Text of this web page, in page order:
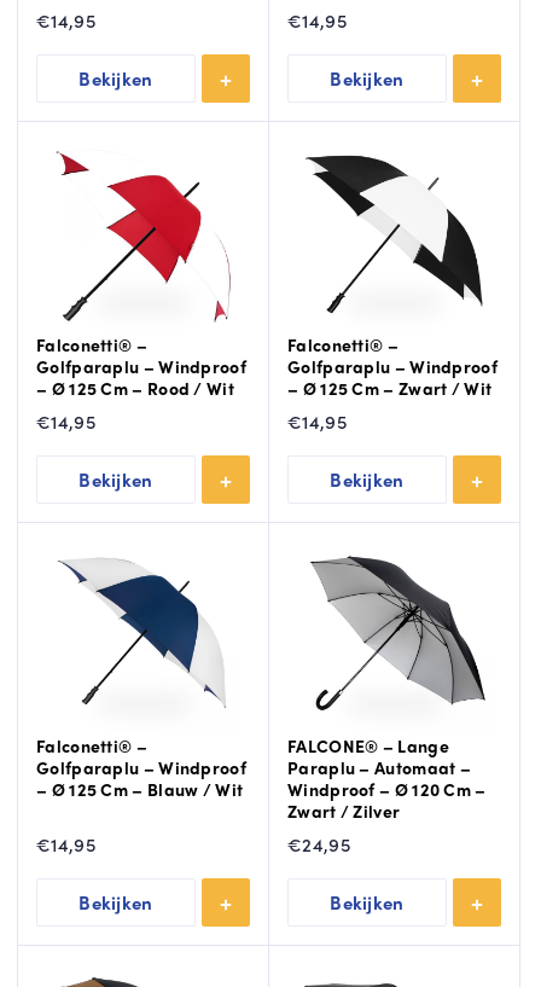
€14,95
Bekijken
€14,95
Bekijken
Falconetti® –
Golfparaplu – Windproof
– Ø 125 Cm – Rood / Wit
€14,95
Bekijken
Falconetti® –
Golfparaplu – Windproof
– Ø 125 Cm – Zwart / Wit
€14,95
Bekijken
Falconetti® –
Golfparaplu – Windproof
– Ø 125 Cm – Blauw / Wit
€14,95
Bekijken
FALCONE® – Lange
Paraplu – Automaat –
Windproof – Ø 120 Cm –
Zwart / Zilver
€24,95
Bekijken